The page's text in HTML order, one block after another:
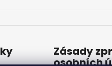
Zásady
osobních